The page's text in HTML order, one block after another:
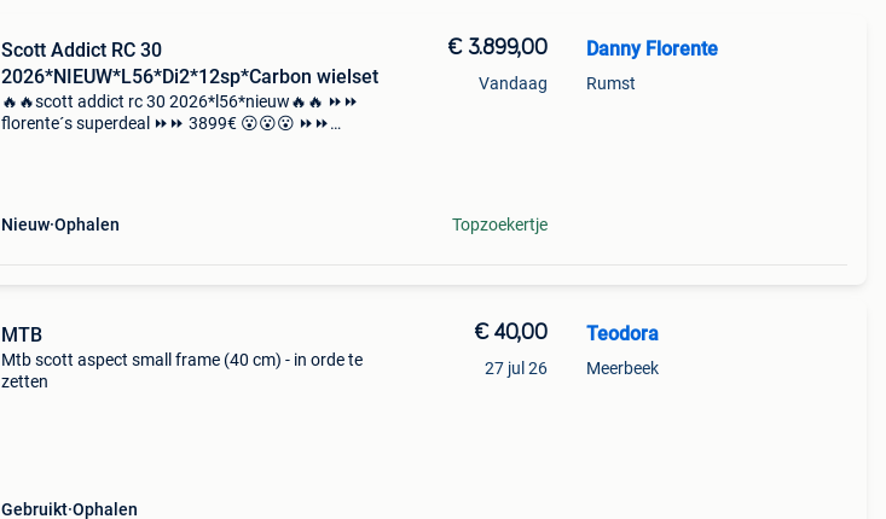
Scott Addict RC 30
2026*NIEUW*L56*Di2*12sp*Carbon wielset
🔥🔥scott addict rc 30 2026*l56*nieuw🔥🔥 ⏩️⏩️
florente´s superdeal ⏩️⏩️ 3899€ 😮😮😮 ⏩️⏩️
Nieuw Ophalen
€ 3.899,00
Vandaag
Topzoekertje
Danny Florente
Rumst
MTB
Mtb scott aspect small frame (40 cm) - in orde te
zetten
Gebruikt Ophalen
€ 40,00
27 jul 26
Teodora
Meerbeek